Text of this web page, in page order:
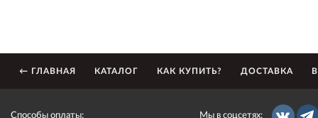
← ГЛАВНАЯ КАТАЛОГ КАК КУПИТЬ? ДОСТАВКА
Способы оплаты: Мы в соцсетях: